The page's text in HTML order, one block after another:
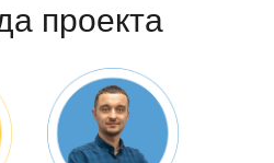
проекта